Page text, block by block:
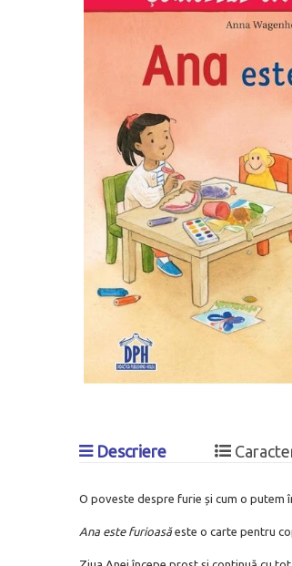
Descriere
O poveste despre furie și cum o putem
Ana este furioasăeste o carte pentru